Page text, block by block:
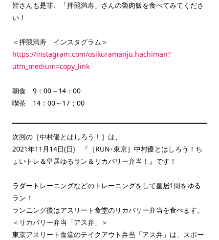
皆さんも是非、「押競満寿」さんの魯肉飯を食べてみてくださ
い！
＜押競満寿 インスタグラム＞
https://instagram.com/osikuramanju.hachiman?
utm_medium=copy_link
朝食 9：00～14：00
喫茶 14：00～17：00
次回の［中村優とはしろう！］は、
2021年11月14日(日) 『［RUN･東京］中村優とはしろう！ち
ょいトレ＆皇居ゆるラン＆リカバリー弁当！』です！
ラダートレーニングなどのトレーニングをして皇居1周をゆる
ラン！
ランニング後はアスリート食堂のリカバリー弁当を食べます。
＜リカバリー弁当「アス弁」＞
東京アスリート食堂のテイクアウト弁当「アス弁」は、スポー